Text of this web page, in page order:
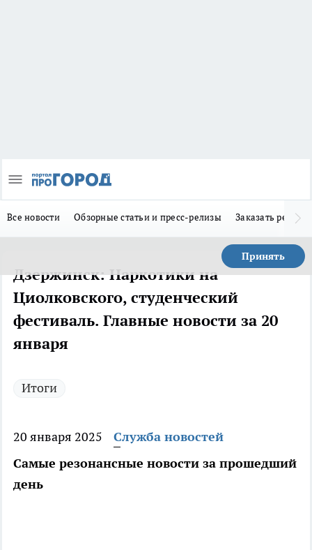
Все новости Обзорные статьи и пресс-релизы Заказать
Принять
Дзержинск: Наркотики на
Циолковского, студенческий
фестиваль. Главные новости за 20
января
Итоги
20 января 2025
Служба новостей
Самые резонансные новости за прошедший
день